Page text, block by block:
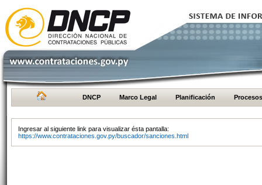
DNCP Marco Legal Planificación Procesos
Ingresar al siguiente link para visualizar ésta pantalla:
https://www.contrataciones.gov.py/buscador/sanciones.html